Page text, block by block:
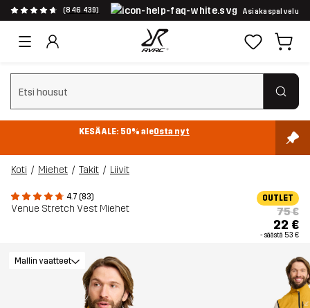
(846 439) Asiakaspalvelu
Tyhjennä haku
KESÄALE: 50% aleOsta nyt
Koti Miehet Takit Liivit
4.7 (83)
Venue Stretch Vest Miehet
OUTLET
75 €
22 €
- säästä 53 €
Mallin vaatteet